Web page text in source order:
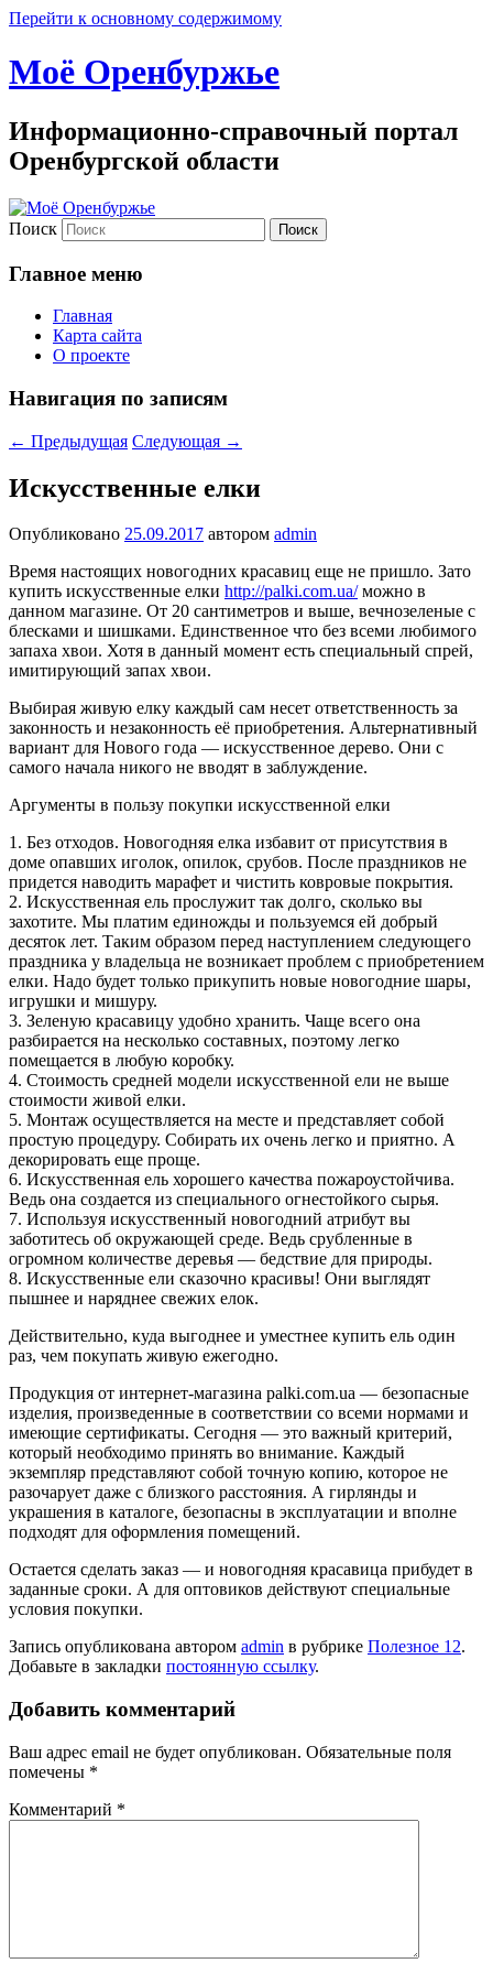
Перейти к основному содержимому
Моё Оренбуржье
Информационно-справочный портал
Оренбургской области
Поиск
Главное меню
Главная
Карта сайта
О проекте
Навигация по записям
← Предыдущая Следующая →
Искусственные елки
Опубликовано 25.09.2017 автором admin
Время настоящих новогодних красавиц еще не пришло. Зато
купить искусственные елки http://palki.com.ua/можно в
данном магазине. От 20 сантиметров и выше, вечнозеленые с
блесками и шишками. Единственное что без всеми любимого
запаха хвои. Хотя в данный момент есть специальный спрей,
имитирующий запах хвои.
Выбирая живую елку каждый сам несет ответственность за
законность и незаконность её приобретения. Альтернативный
вариант для Нового года — искусственное дерево. Они с
самого начала никого не вводят в заблуждение.
Аргументы в пользу покупки искусственной елки
1. Без отходов. Новогодняя елка избавит от присутствия в
доме опавших иголок, опилок, срубов. После праздников не
придется наводить марафет и чистить ковровые покрытия.
2. Искусственная ель прослужит так долго, сколько вы
захотите. Мы платим единожды и пользуемся ей добрый
десяток лет. Таким образом перед наступлением следующего
праздника у владельца не возникает проблем с приобретением
елки. Надо будет только прикупить новые новогодние шары,
игрушки и мишуру.
3. Зеленую красавицу удобно хранить. Чаще всего она
разбирается на несколько составных, поэтому легко
помещается в любую коробку.
4. Стоимость средней модели искусственной ели не выше
стоимости живой елки.
5. Монтаж осуществляется на месте и представляет собой
простую процедуру. Собирать их очень легко и приятно. А
декорировать еще проще.
6. Искусственная ель хорошего качества пожароустойчива.
Ведь она создается из специального огнестойкого сырья.
7. Используя искусственный новогодний атрибут вы
заботитесь об окружающей среде. Ведь срубленные в
огромном количестве деревья — бедствие для природы.
8. Искусственные ели сказочно красивы! Они выглядят
пышнее и наряднее свежих елок.
Действительно, куда выгоднее и уместнее купить ель один
раз, чем покупать живую ежегодно.
Продукция от интернет-магазина palki.com.ua — безопасные
изделия, произведенные в соответствии со всеми нормами и
имеющие сертификаты. Сегодня — это важный критерий,
который необходимо принять во внимание. Каждый
экземпляр представляют собой точную копию, которое не
разочарует даже с близкого расстояния. А гирлянды и
украшения в каталоге, безопасны в эксплуатации и вполне
подходят для оформления помещений.
Остается сделать заказ — и новогодняя красавица прибудет в
заданные сроки. А для оптовиков действуют специальные
условия покупки.
Запись опубликована автором admin в рубрике Полезное 12.
Добавьте в закладки постоянную ссылку.
Добавить комментарий
Ваш адрес email не будет опубликован. Обязательные поля
помечены *
Комментарий *